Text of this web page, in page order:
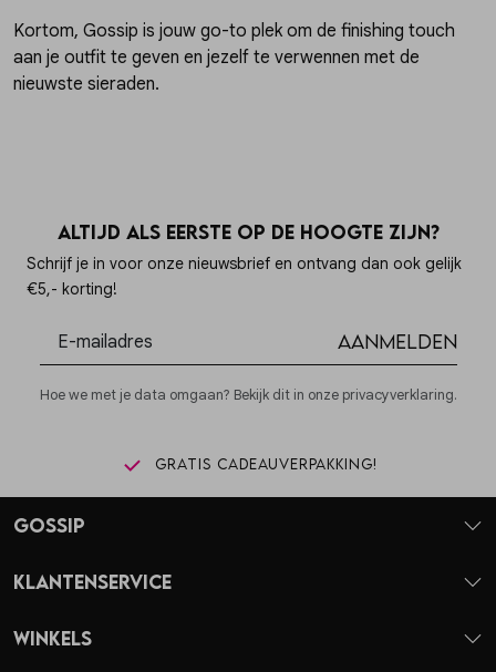
Kortom, Gossip is jouw go-to plek om de finishing touch
aan je outfit te geven en jezelf te verwennen met de
nieuwste sieraden.
Altijd als eerste op de hoogte zijn?
Schrijf je in voor onze nieuwsbrief en ontvang dan ook gelijk
€5,- korting!
Aanmelden
Hoe we met je data omgaan? Bekijk dit in onze privacyverklaring.
Gratis cadeauverpakking!
Gossip
Klantenservice
Winkels